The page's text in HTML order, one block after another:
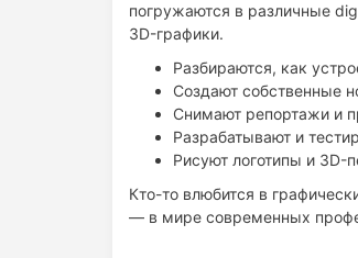
погружаются в различные
3D-графики.
Разбираются, как
Создают собственные
Снимают репортажи и
Разрабатывают и
Рисуют логотипы и 3D-
Кто-то влюбится в
— в мире современных